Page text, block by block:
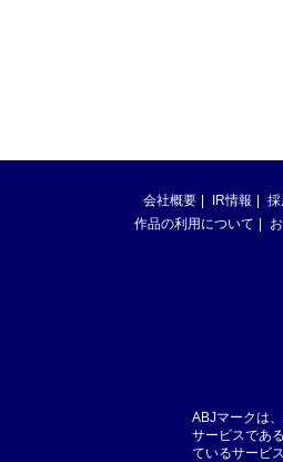
会社概要 IR情報 採
作品の利用について
ABJマークは
サービスであ
ているサービ